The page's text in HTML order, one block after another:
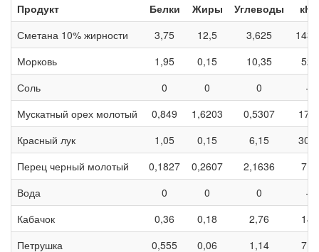
Продукт Белки Жиры Углеводы
Сметана 10% жирности
3,75 12,5 3,625
Морковь
1,95 0,15 10,35
Соль
0 0 0
—
Мускатный орех молотый
0,849 1,6203 0,5307
Красный лук
1,05 0,15 6,15
Перец черный молотый
0,1827 0,2607 2,1636
Вода
0 0 0
—
Кабачок
0,36 0,18 2,76
Петрушка
0,555 0,06 1,14